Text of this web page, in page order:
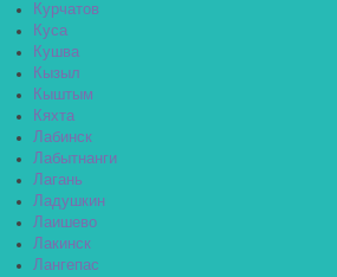
Курчатов
Куса
Кушва
Кызыл
Кыштым
Кяхта
Лабинск
Лабытнанги
Лагань
Ладушкин
Лаишево
Лакинск
Лангепас